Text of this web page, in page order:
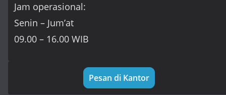
Jam operasional:
Senin – Jum’at
09.00 – 16.00 WIB
Pesan di Kantor